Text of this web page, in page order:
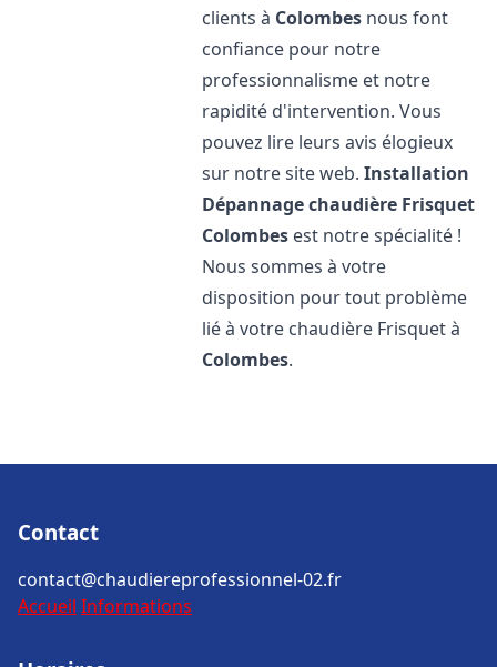
clients à Colombes nous font
confiance pour notre
professionnalisme et notre
rapidité d'intervention. Vous
pouvez lire leurs avis élogieux
sur notre site web.Installation
Dépannage chaudière Frisquet
Colombes est notre spécialité !
Nous sommes à votre
disposition pour tout problème
lié à votre chaudière Frisquet à
Colombes.
Contact
contact@chaudiereprofessionnel-02.fr
Accueil Informations